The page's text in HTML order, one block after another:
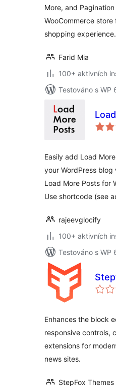
More, and
WooCommerce
shopping experience.
Farid Mia
100+ aktivních
Testováno s WP
Easily add Load
your WordPress
Load More Posts for
Use shortcode (see
rajeevglocify
100+ aktivních
Testováno s WP
Enhances the block
responsive controls,
extensions for
news sites.
StepFox Themes